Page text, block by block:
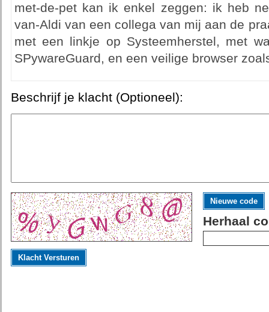
met-de-pet kan ik enkel zeggen: ik heb
van-Aldi van een collega van mij aan de
met een linkje op Systeemherstel, met
SPywareGuard, en een veilige browser
Beschrijf je klacht (Optioneel):
Nieuwe code
Herhaal
Klacht Versturen